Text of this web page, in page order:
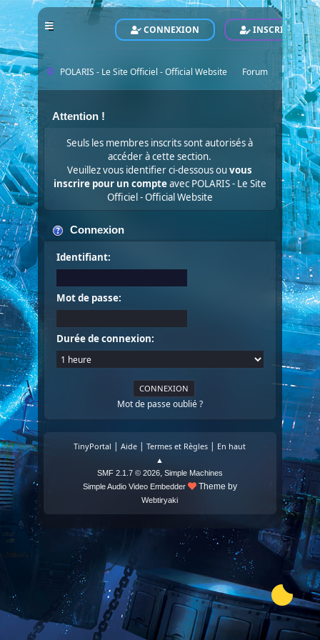
CONNEXION INSCRIVEZ-
POLARIS - Le Site Officiel - Official Website Forum
Attention !
Seuls les membres inscrits sont autorisés à
accéder à cette section.
Veuillez vous identifier ci-dessous ouvous
inscrire pour un compteavec POLARIS - Le Site
Officiel - Official Website
Connexion
Identifiant:
Mot de passe:
Durée de connexion:
Mot de passe oublié ?
TinyPortal |Aide |Termes et Règles | En haut
▲
SMF 2.1.7 © 2026, Simple Machines
Simple Audio Video Embedder
Theme by
Webtiryaki